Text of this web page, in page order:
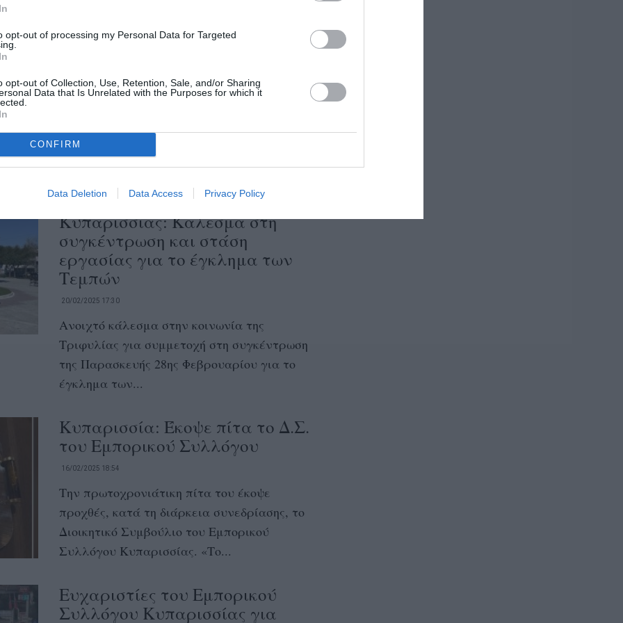
opt-out of processing my Personal Data for Targeted
opt-out of Collection, Use, Retention, Sale, and/or Sharing
Data that Is Unrelated with the Purposes for which it
CONFIRM
Data Deletion Data Access Privacy Policy
Κυπαρισσία: Αποκριάτικο
Σύλλογο & Συλλόγους
25/02/2025 21:30
Ποδαράτη στην κεντρική αγορά και την
πλατεία το Σάββατο και ώρα 5.30 μ.μ.,...
Εμπορικός Σύλλογος
Κυπαρισσίας: Κάλεσμα στη
συγκέντρωση και στάση
εργασίας για το έγκλημα των
Τεμπών
20/02/2025 17:30
Ανοιχτό κάλεσμα στην κοινωνία της
Τριφυλίας για συμμετοχή στη συγκέντρωση
της Παρασκευής 28ης Φεβρουαρίου για το
έγκλημα των...
Κυπαρισσία: Έκοψε πίτα το Δ.Σ.
του Εμπορικού Συλλόγου
16/02/2025 18:54
Την πρωτοχρονιάτικη πίτα του έκοψε
προχθές, κατά τη διάρκεια συνεδρίασης, το
Διοικητικό Συμβούλιο του Εμπορικού
Συλλόγου Κυπαρισσίας. «Το...
Ευχαριστίες του Εμπορικού
Συλλόγου Κυπαρισσίας για